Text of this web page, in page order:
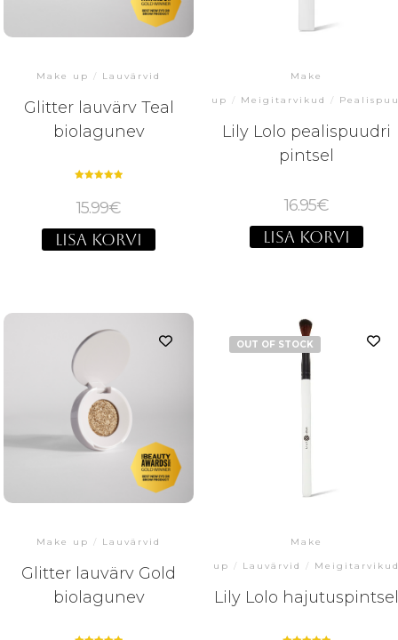
Make up / Lauvärvid
Glitter lauvärv Teal
biolagunev
/ 5
15.99€
LISA KORVI
Make
up / Meigitarvikud /
Lily Lolo pealispuudri
pintsel
16.95€
LISA KORVI
Make up / Lauvärvid
Glitter lauvärv Gold
biolagunev
OUT OF STOCK
Make
up / Lauvärvid /
Lily Lolo